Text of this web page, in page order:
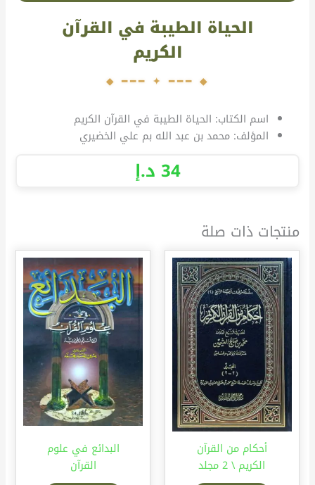
الحياة الطيبة في القرآن
الكريم
اسم الكتاب: الحياة الطيبة في القرآن الكريم
المؤلف: محمد بن عبد الله بم علي الخضيري
34 د.إ
منتجات ذات صلة
أحكام من القرآن
الكريم \ 2 مجلد
البدائع في علوم
القرآن